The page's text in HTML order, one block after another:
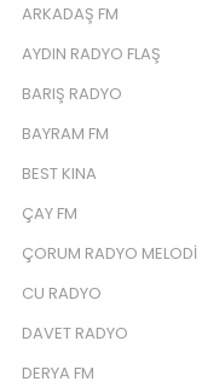
ARKADAŞ FM
AYDIN RADYO FLAŞ
BARIŞ RADYO
BAYRAM FM
BEST KINA
ÇAY FM
ÇORUM RADYO MELODI
CU RADYO
DAVET RADYO
DERYA FM